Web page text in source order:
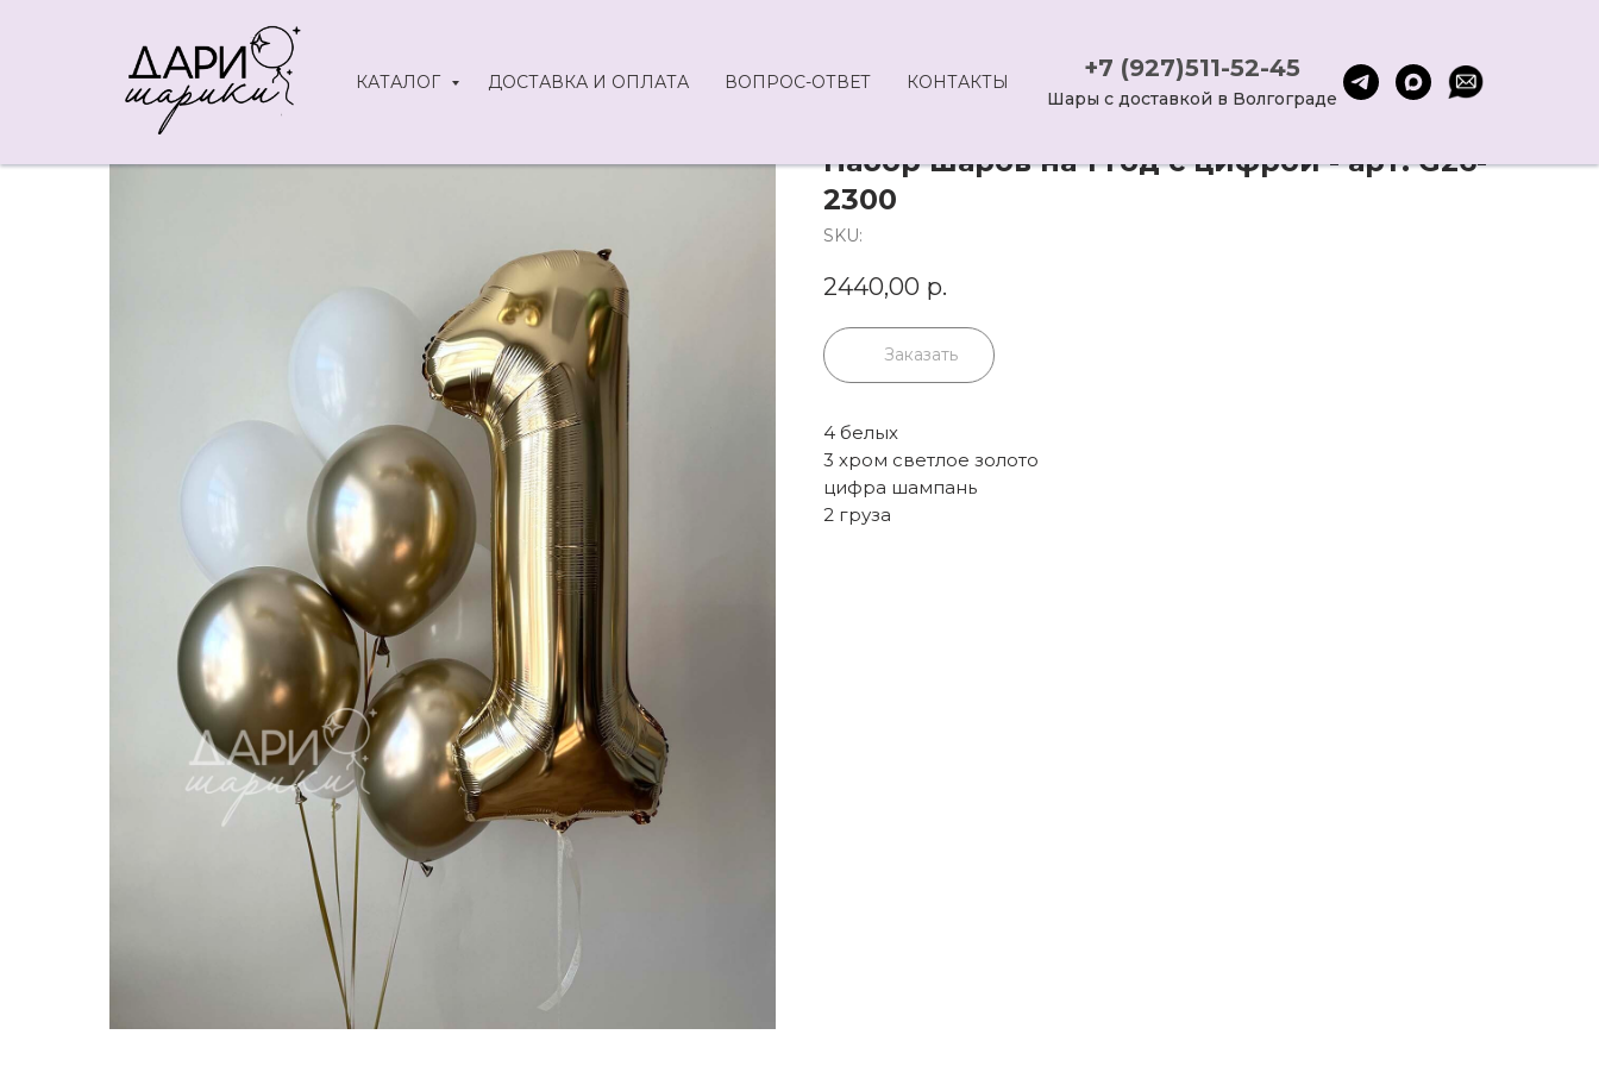
КАТАЛОГ ДОСТАВКА И ОПЛАТА ВОПРОС-ОТВЕТ КОНТАКТЫ +7 (927)511-52-45
Шары с доставкой в Волгограде
Набор шаров на 1 год с цифрой - арт. G26-
2300
SKU:
2440,00 р.
Заказать
4 белых
3 хром светлое золото
цифра шампань
2 груза